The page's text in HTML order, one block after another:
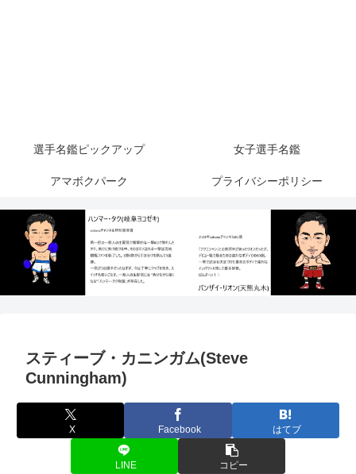
選手名鑑ピックアップ 女子選手名鑑
アマボクパーク プライバシーポリシー
スティーブ・カニンガム(Steve
Cunningham)
X Facebook はてブ
LINE コピー